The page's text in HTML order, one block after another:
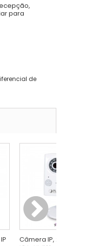
para
de
Câmera IP, 2 MP, PLANET